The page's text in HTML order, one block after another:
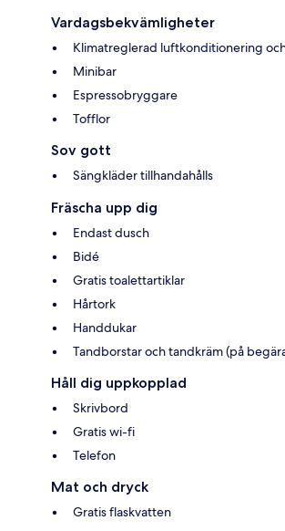
Vardagsbekvämligheter
Klimatreglerad luftkonditionering
Minibar
Espressobryggare
Tofflor
Sov gott
Sängkläder tillhandahålls
Fräscha upp dig
Endast dusch
Bidé
Gratis toalettartiklar
Hårtork
Handdukar
Tandborstar och tandkräm (på
Håll dig uppkopplad
Skrivbord
Gratis wi-fi
Telefon
Mat och dryck
Gratis flaskvatten